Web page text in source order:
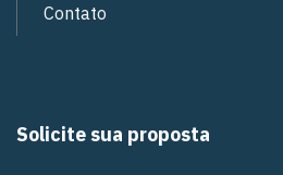
Contato
Solicite sua proposta